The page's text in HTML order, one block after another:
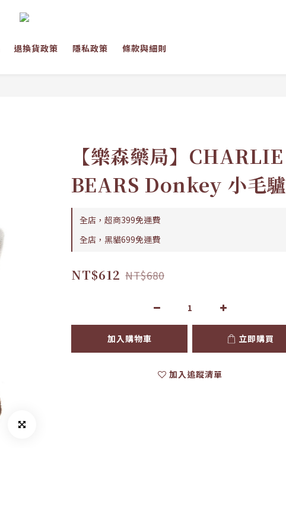
退換貨政策 隱私政策 條款與細則
【樂森藥局】CHARLIE
BEARS Donkey 小毛驢
全店，超商399免運費
全店，黑貓699免運費
NT$612 NT$680
加入購物車 立即購買
加入追蹤清單